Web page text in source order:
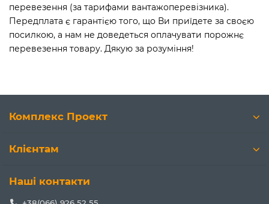
перевезення (за тарифами вантажоперевізника).
Передплата є гарантією того, що Ви приїдете за своєю
посилкою, а нам не доведеться оплачувати порожнє
перевезення товару. Дякую за розуміння!
Комплекс Проект
Клієнтам
Наші контакти